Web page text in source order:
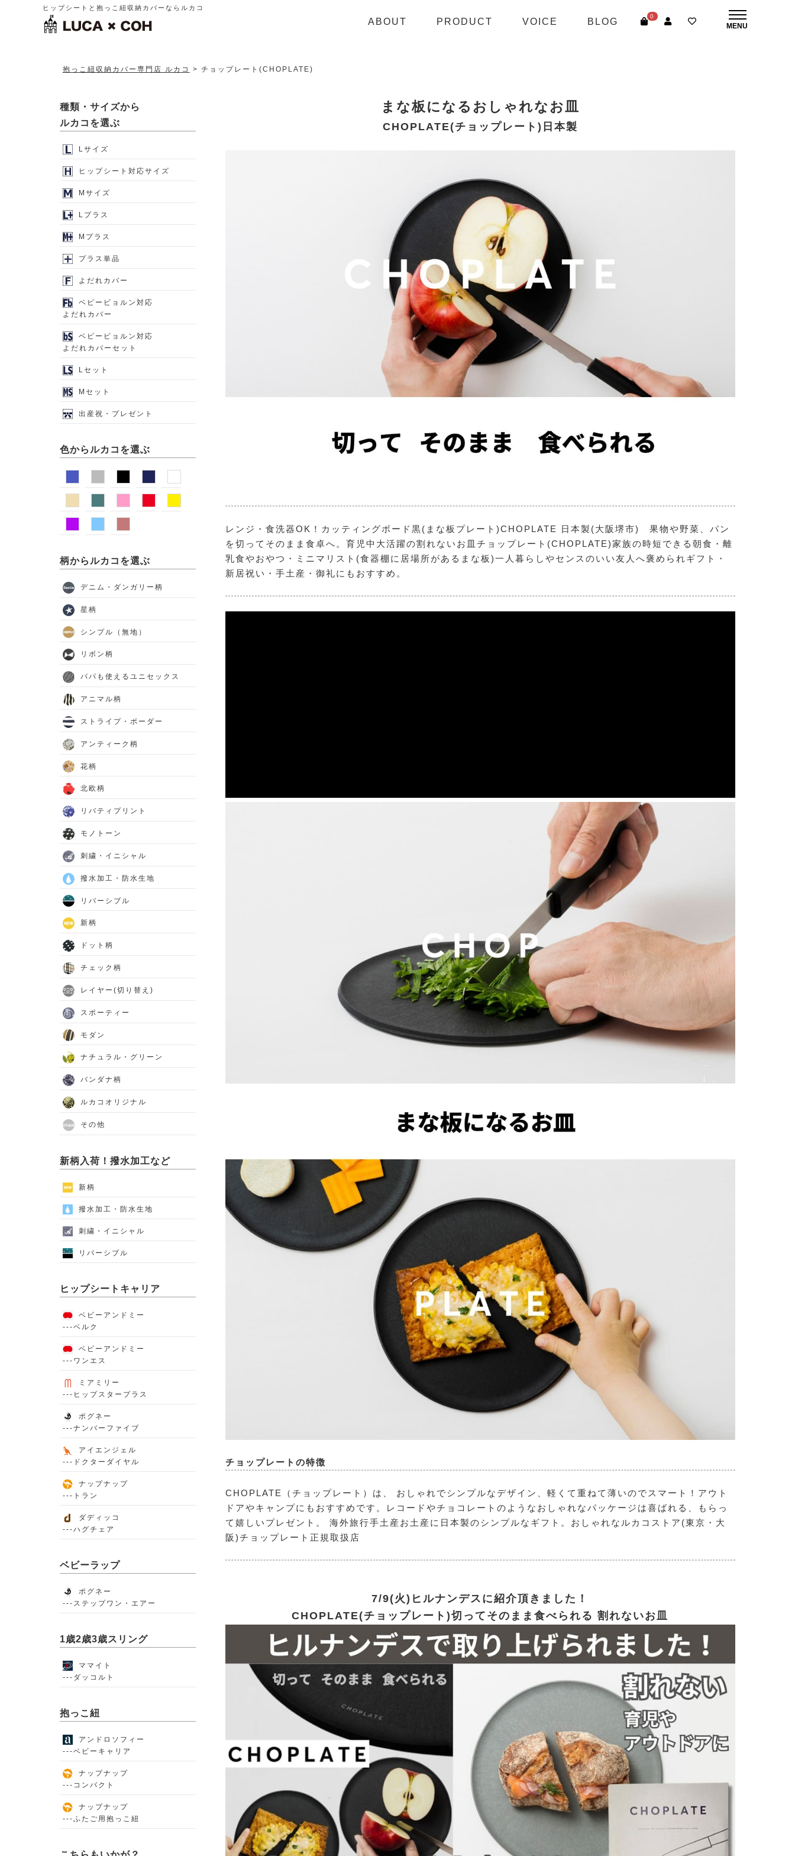
ヒップシートと抱っこ紐収納カバーならルカコ
ABOUT PRODUCT VOICE BLOG
0
抱っこ紐収納カバー専門店 ルカコ チョップレート(CHOPLATE)
まな板になるおしゃれなお皿
CHOPLATE(チョップレート)日本製
レンジ・食洗器OK！カッティングボード黒(まな板プレート)CHOPLATE 日本製(大阪堺市) 果物や野菜、パン
を切ってそのまま食卓へ。育児中大活躍の割れないお皿チョップレート(CHOPLATE)家族の時短できる朝食・離
乳食やおやつ・ミニマリスト(食器棚に居場所があるまな板)一人暮らしやセンスのいい友人へ褒められギフト・
新居祝い・手土産・御礼にもおすすめ。
チョップレートの特徴
CHOPLATE（チョップレート） は、 おしゃれでシンプルなデザイン、軽くて重ねて薄いのでスマート！アウト
ドアやキャンプにもおすすめです。レコードやチョコレートのようなおしゃれなパッケージは喜ばれる、もらっ
て嬉しいプレゼント。 海外旅行手土産お土産に日本製のシンプルなギフト。おしゃれなルカコストア(東京・大
阪)チョップレート正規取扱店
7/9(火)ヒルナンデスに紹介頂きました！
CHOPLATE(チョップレート)切ってそのまま食べられる 割れないお皿
種類・サイズから
ルカコを選ぶ
Lサイズ
ヒップシート対応サイズ
Mサイズ
Lプラス
Mプラス
プラス単品
よだれカバー
ベビービョルン対応
よだれカバー
ベビービョルン対応
よだれカバーセット
Lセット
Mセット
出産祝・プレゼント
色からルカコを選ぶ
柄からルカコを選ぶ
デニム・ダンガリー柄
星柄
シンプル（無地）
リボン柄
パパも使えるユニセックス
アニマル柄
ストライプ・ボーダー
アンティーク柄
花柄
北欧柄
リバティプリント
モノトーン
刺繍・イニシャル
撥水加工・防水生地
リバーシブル
新柄
ドット柄
チェック柄
レイヤー(切り替え)
スポーティー
モダン
ナチュラル・グリーン
バンダナ柄
ルカコオリジナル
その他
新柄入荷！撥水加工など
新柄
撥水加工・防水生地
刺繍・イニシャル
リバーシブル
ヒップシートキャリア
ベビーアンドミー
---ベルク
ベビーアンドミー
---ワンエス
ミアミリー
---ヒップスタープラス
ポグネー
---ナンバーファイブ
アイエンジェル
---ドクターダイヤル
ナップナップ
---トラン
ダディッコ
---ハグチェア
ベビーラップ
ポグネー
---ステップワン・エアー
1歳2歳3歳スリング
ママイト
---ダッコルト
抱っこ紐
アンドロソフィー
---ベビーキャリア
ナップナップ
---コンパクト
ナップナップ
---ふたご用抱っこ紐